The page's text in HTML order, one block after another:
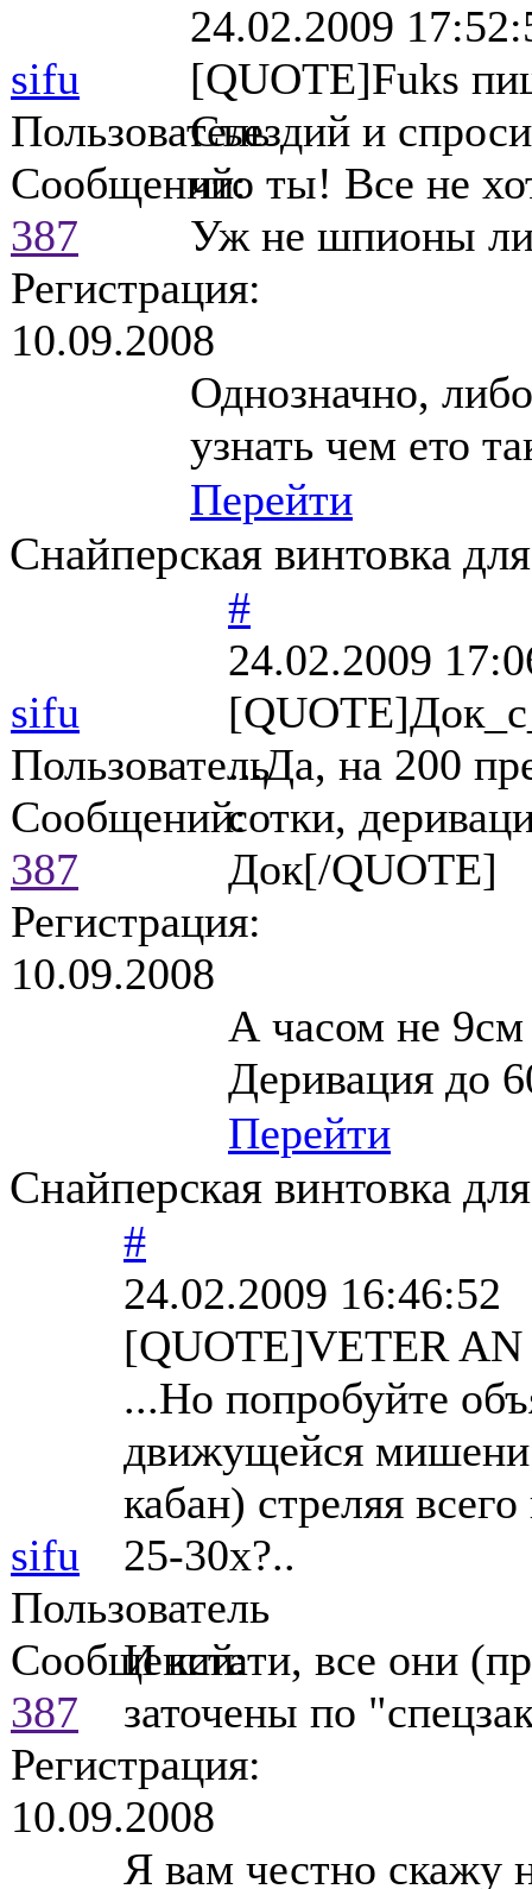
sifu
Пользователь
Сообщений:
387
Регистрация:
10.09.2008
24.02.2009
[QUOTE]Fuks
Съездий и
что ты! Все не
Уж не шпионы
Однозначно,
узнать чем ето
Перейти
Снайперская винтовка
sifu
Пользователь
Сообщений:
387
Регистрация:
10.09.2008
#
24.02.2009
...Да, на 200
сотки,
Док[/QUOTE]
А часом не
Деривация до
Перейти
Снайперская винтовка
sifu
Пользователь
Сообщений:
387
Регистрация:
10.09.2008
#
24.02.2009 16:46:52
[QUOTE]VETER
...Но попробуйте
движущейся
кабан) стреляя
25-30х?..
И кстати, все они
заточены по
Я вам честно скажу